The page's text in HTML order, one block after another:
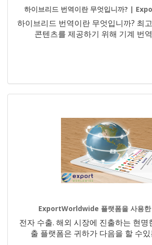
하이브리드 번역이란 무엇입니까? |
하이브리드 번역이란 무엇입니까? 최
콘텐츠를 제공하기 위해 기계 번
ExportWorldwide 플랫폼을 사용한
전자 수출. 해외 시장에 진출하는 현명
출 플랫폼은 귀하가 다음을 할 수